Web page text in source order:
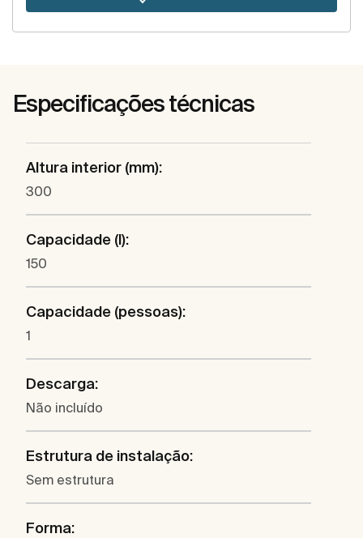
Especificações técnicas
Altura interior (mm):
300
Capacidade (l):
150
Capacidade (pessoas):
1
Descarga:
Não incluído
Estrutura de instalação:
Sem estrutura
Forma: